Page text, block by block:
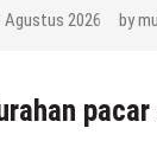
Agustus 2026 by
pacar